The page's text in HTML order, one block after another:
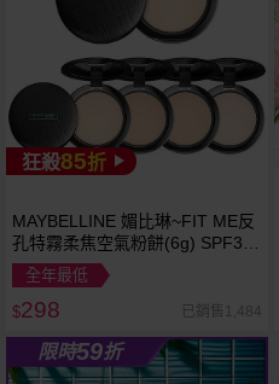
越多越
便宜
狂殺85折
MAYBELLINE 媚比琳~FIT ME反
孔特霧柔焦空氣粉餅(6g) SPF32
PA+++ 款式可選 空氣小圓餅
全年最低
$298 已銷售1,484
限時59折